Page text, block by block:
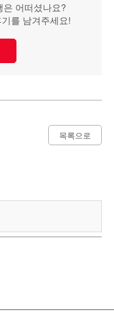
은 어떠셨나요?
를 남겨주세요!
목록으로